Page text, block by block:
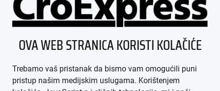
ÜBER UNS
IMPRESSUM
AGB
OVA WEB STRANICA KORISTI KOLAČIĆE
Trebamo vaš pristanak da bismo vam omogućili puni
pristup našim medijskim uslugama. Korištenjem